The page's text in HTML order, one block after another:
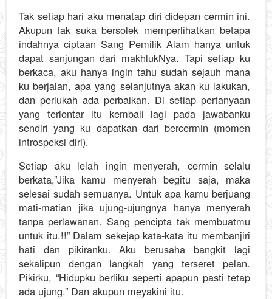
Tak setiap hari aku menatap diri didepan cermin ini.
Akupun tak suka bersolek memperlihatkan betapa
indahnya ciptaan Sang Pemilik Alam hanya untuk
dapat sanjungan dari makhlukNya. Tapi setiap ku
berkaca, aku hanya ingin tahu sudah sejauh mana
ku berjalan, apa yang selanjutnya akan ku lakukan,
dan perlukah ada perbaikan. Di setiap pertanyaan
yang terlontar itu kembali lagi pada jawabanku
sendiri yang ku dapatkan dari bercermin (momen
introspeksi diri).
Setiap aku lelah ingin menyerah, cermin selalu
berkata,”Jika kamu menyerah begitu saja, maka
selesai sudah semuanya. Untuk apa kamu berjuang
mati-matian jika ujung-ujungnya hanya menyerah
tanpa perlawanan. Sang pencipta tak membuatmu
untuk itu.!!” Dalam sekejap kata-kata itu membanjiri
hati dan pikiranku. Aku berusaha bangkit lagi
sekalipun dengan langkah yang terseret pelan.
Pikirku, “Hidupku berliku seperti apapun pasti tetap
ada ujung.” Dan akupun meyakini itu.